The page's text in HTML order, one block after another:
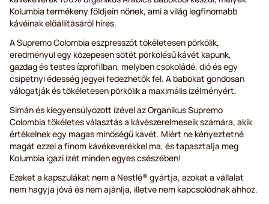
Kolumbia termékeny földjein nőnek, ami a világ legfinomabb
kávéinak előállításáról híres.
A Supremo Colombia eszpresszót tökéletesen pörkölik,
eredményül egy közepesen sötét pörkölésű kávét kapunk,
gazdag és testes ízprofilban, melyben csokoládé, dió és egy
csipetnyi édesség jegyei fedezhetők fel. A babokat gondosan
válogatják és tökéletesen pörkölik a maximális ízélményért.
Simán és kiegyensúlyozott ízével az Organikus Supremo
Colombia tökéletes választás a kávészerelmeseik számára, akik
értékelnek egy magas minőségű kávét. Miért ne kényeztetné
magát ezzel a finom kávékeverékkel ma, és tapasztalja meg
Kolumbia igazi ízét minden egyes csészében!
Ezeket a kapszulákat nem a Nestlé® gyártja, azokat a vállalat
nem hagyja jóvá és nem ajánlja, illetve nem kapcsolódnak ahhoz.